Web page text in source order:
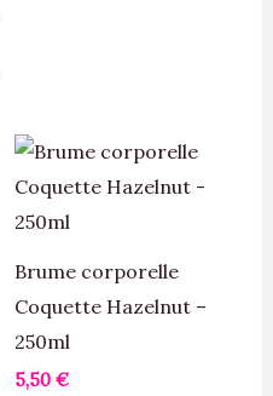
Brume corporelle
Coquette Hazelnut –
250ml
5,50 €